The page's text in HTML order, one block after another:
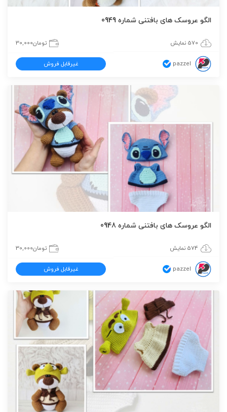
الگو عروسک های بافتنی شماره 0949
570 نمایش تومان30,000
pazzel غیرقابل فروش
الگو عروسک های بافتنی شماره 0948
574 نمایش تومان30,000
pazzel غیرقابل فروش